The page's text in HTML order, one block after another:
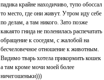
падика крайне находичиво, тупо обоссал
то место, где они живут. Утром иду себе
по делам, а там никого. Зато позже
какаято гнида не поленилась распечатать
обращение к соседям, с жалобой на
бесчеловечное отношение к животным.
Видимо тварь хотела прикормить кошек
а там кроме мочи моей более
ничегошеньки)))